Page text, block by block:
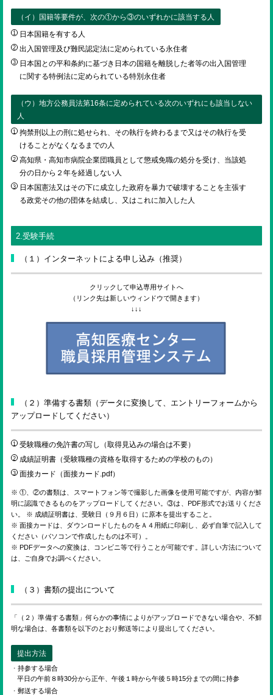
（イ）国籍等要件が、次の①から③のいずれかに該当する人
日本国籍を有する人
出入国管理及び難民認定法に定められている永住者
日本国との平和条約に基づき日本の国籍を離脱した者等の出入国管理
に関する特例法に定められている特別永住者
（ウ）地方公務員法第16条に定められている次のいずれにも該当しない
人
拘禁刑以上の刑に処せられ、その執行を終わるまで又はその執行を受
けることがなくなるまでの人
高知県・高知市病院企業団職員として懲戒免職の処分を受け、当該処
分の日から２年を経過しない人
日本国憲法又はその下に成立した政府を暴力で破壊することを主張す
る政党その他の団体を結成し、又はこれに加入した人
2.受験手続
（１）インターネットによる申し込み（推奨）
クリックして申込専用サイトへ
（リンク先は新しいウィンドウで開きます）
↓↓↓
（２）準備する書類（データに変換して、エントリーフォームから
アップロードしてください）
受験職種の免許書の写し（取得見込みの場合は不要）
成績証明書（受験職種の資格を取得するための学校のもの）
面接カード（面接カード.pdf）
※ ①、②の書類は、スマートフォン等で撮影した画像を使用可能ですが、内容が鮮
明に認識できるものをアップロードしてください。③は、PDF形式でお送りくださ
い。 ※ 成績証明書は、受験日（９月６日）に原本を提出すること。
※ 面接カードは、ダウンロードしたものをＡ４用紙に印刷し、必ず自筆で記入して
ください（パソコンで作成したものは不可）。
※ PDFデータへの変換は、コンビニ等で行うことが可能です。詳しい方法について
は、ご自身でお調べください。
（３）書類の提出について
「（２）準備する書類」何らかの事情によりがアップロードできない場合や、不鮮
明な場合は、各書類を以下のとおり郵送等により提出してください。
提出方法
持参する場合
平日の午前８時30分から正午、午後１時から午後５時15分までの間に持参
郵送する場合